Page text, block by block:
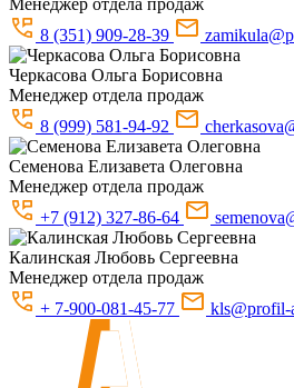
8 (351) 909-28-39
Черкасова Ольга Борисовна
Менеджер отдела продаж
8 (999) 581-94-92
Семенова Елизавета Олеговна
Менеджер отдела продаж
+7 (912) 327-86-64
Калинская Любовь Сергеевна
Менеджер отдела продаж
+ 7-900-081-45-77
kls@profil-